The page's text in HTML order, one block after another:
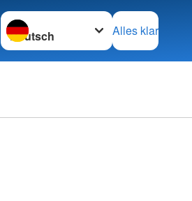
Sprache wechseln zu
Alles klar